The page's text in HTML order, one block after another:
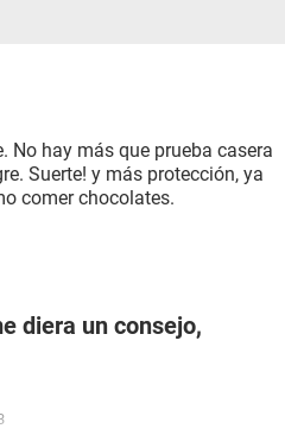
No hay más que prueba casera
Suerte! y más protección, ya
comer chocolates.
diera un consejo,